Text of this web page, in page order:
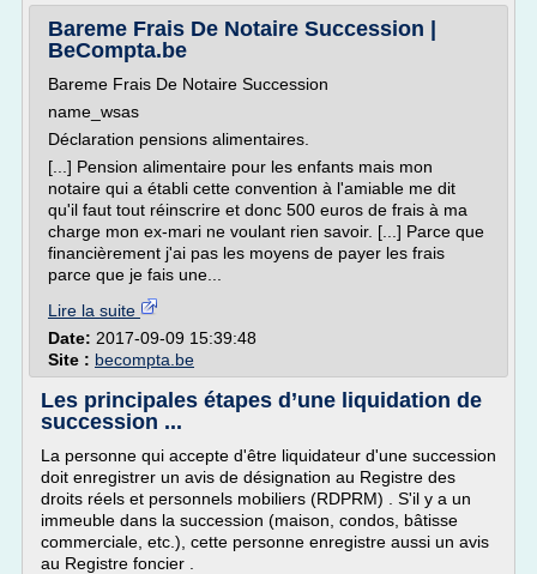
Bareme Frais De Notaire Succession |
BeCompta.be
Bareme Frais De Notaire Succession
name_wsas
Déclaration pensions alimentaires.
[...] Pension alimentaire pour les enfants mais mon
notaire qui a établi cette convention à l'amiable me dit
qu'il faut tout réinscrire et donc 500 euros de frais à ma
charge mon ex-mari ne voulant rien savoir. [...] Parce que
financièrement j'ai pas les moyens de payer les frais
parce que je fais une...
Lire la suite
Date: 2017-09-09 15:39:48
Site : becompta.be
Les principales étapes d’une liquidation de
succession ...
La personne qui accepte d'être liquidateur d'une succession
doit enregistrer un avis de désignation au Registre des
droits réels et personnels mobiliers (RDPRM) . S'il y a un
immeuble dans la succession (maison, condos, bâtisse
commerciale, etc.), cette personne enregistre aussi un avis
au Registre foncier .